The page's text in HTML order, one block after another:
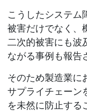
こうしたシステム
被害だけでなく、
二次的被害にも波
ながる事例も報告
そのため製造業に
サプライチェーン
を未然に防止する